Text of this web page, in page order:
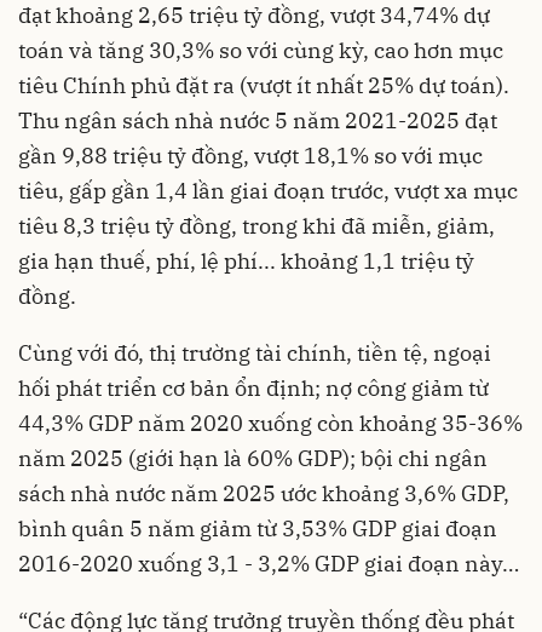
đạt khoảng 2,65 triệu tỷ đồng, vượt 34,74% dự
toán và tăng 30,3% so với cùng kỳ, cao hơn mục
tiêu Chính phủ đặt ra (vượt ít nhất 25% dự toán).
Thu ngân sách nhà nước 5 năm 2021-2025 đạt
gần 9,88 triệu tỷ đồng, vượt 18,1% so với mục
tiêu, gấp gần 1,4 lần giai đoạn trước, vượt xa mục
tiêu 8,3 triệu tỷ đồng, trong khi đã miễn, giảm,
gia hạn thuế, phí, lệ phí... khoảng 1,1 triệu tỷ
đồng.
Cùng với đó, thị trường tài chính, tiền tệ, ngoại
hối phát triển cơ bản ổn định; nợ công giảm từ
44,3% GDP năm 2020 xuống còn khoảng 35-36%
năm 2025 (giới hạn là 60% GDP); bội chi ngân
sách nhà nước năm 2025 ước khoảng 3,6% GDP,
bình quân 5 năm giảm từ 3,53% GDP giai đoạn
2016-2020 xuống 3,1 - 3,2% GDP giai đoạn này…
“Các động lực tăng trưởng truyền thống đều phát